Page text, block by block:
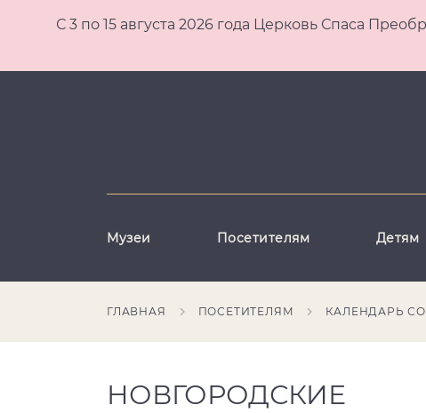
С 3 по 15 августа 2026 года Церковь Спаса
Музеи Посетителям Детям
ГЛАВНАЯ ПОСЕТИТЕЛЯМ КАЛЕНДАРЬ
НОВГОРОДСКИЕ